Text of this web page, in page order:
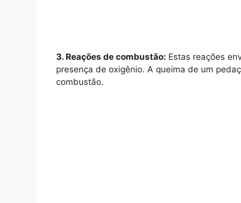
3. Reações de combustão: Estas reações
presença de oxigênio. A queima de um
combustão.